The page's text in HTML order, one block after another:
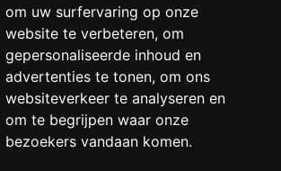
om uw surfervaring op onze
website te verbeteren, om
gepersonaliseerde inhoud en
advertenties te tonen, om ons
websiteverkeer te analyseren en
om te begrijpen waar onze
bezoekers vandaan komen.
25
afspraak
1000